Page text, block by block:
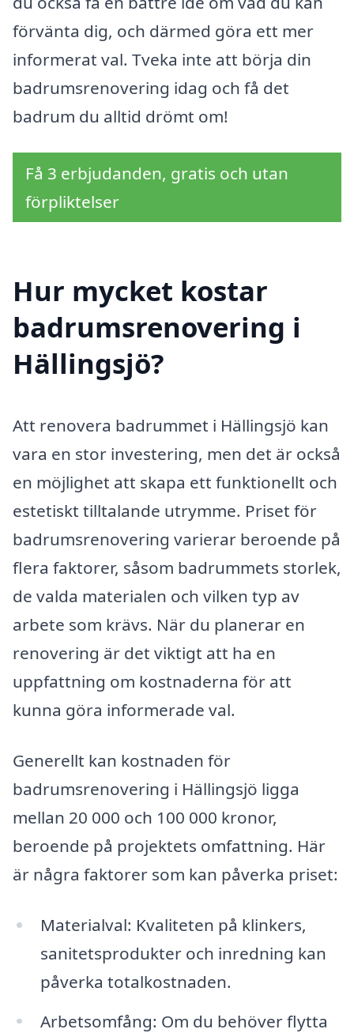
förvänta dig, och därmed göra ett mer
informerat val. Tveka inte att börja din
badrumsrenovering idag och få det
badrum du alltid drömt om!
Få 3 erbjudanden, gratis och utan
förpliktelser
Hur mycket kostar
badrumsrenovering i
Hällingsjö?
Att renovera badrummet i Hällingsjö kan
vara en stor investering, men det är också
en möjlighet att skapa ett funktionellt och
estetiskt tilltalande utrymme. Priset för
badrumsrenovering varierar beroende på
flera faktorer, såsom badrummets storlek,
de valda materialen och vilken typ av
arbete som krävs. När du planerar en
renovering är det viktigt att ha en
uppfattning om kostnaderna för att
kunna göra informerade val.
Generellt kan kostnaden för
badrumsrenovering i Hällingsjö ligga
mellan 20 000 och 100 000 kronor,
beroende på projektets omfattning. Här
är några faktorer som kan påverka priset:
Materialval: Kvaliteten på klinkers,
sanitetsprodukter och inredning kan
påverka totalkostnaden.
Arbetsomfång: Om du behöver flytta